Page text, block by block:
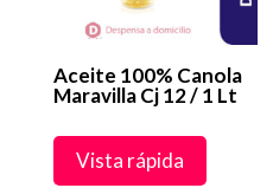
Aceite 100% Canola
Maravilla Cj 12 / 1 Lt
Vista rápida